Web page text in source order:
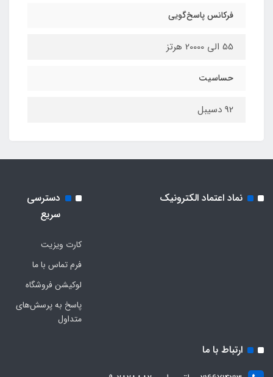
فرکانس پاسخ‌گویی
55 الی 20000 هرتز
حساسیت
92 دسیبل
نماد اعتماد الکترونیک
دسترسی
سریع
کارت ویزیت
فرم تماس با ما
لوکیشن فروشگاه
پاسخ به پرسش‌های
متداول
ارتباط با ما